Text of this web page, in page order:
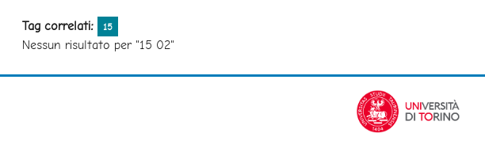
Tag correlati: 15
Nessun risultato per "15 02"